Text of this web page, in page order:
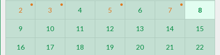
2 3 4 5 6 7 8
9 10 11 12 13 14 15
16 17 18 19 20 21 22